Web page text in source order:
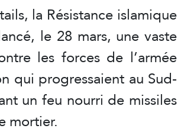
la Résistance islamique
le 28 mars, une vaste
les forces de l’armée
qui progressaient au Sud-
un feu nourri de missiles
mortier.